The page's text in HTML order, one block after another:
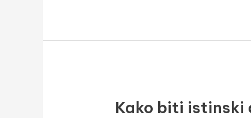
Kako biti istinski
Kako